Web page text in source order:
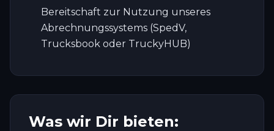
Bereitschaft zur Nutzung unseres
Abrechnungssystems (SpedV,
Trucksbook oder TruckyHUB)
Was wir Dir bieten: